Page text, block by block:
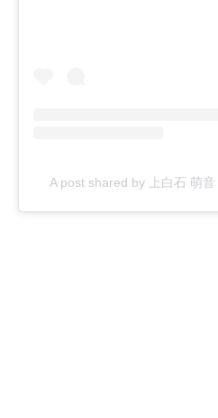
A post shared by 上白石 萌